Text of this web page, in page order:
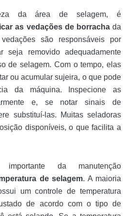
da área de selagem, é
as vedações de borrachada
são responsáveis por
seja removido adequadamente
de selagem. Com o tempo, elas
ou acumular sujeira, o que pode
da máquina. Inspecione as
e, se notar sinais de
substituí-las. Muitas seladoras
disponíveis, o que facilita a
importante da manutenção
de selagem. A maioria
um controle de temperatura
de acordo com o tipo de